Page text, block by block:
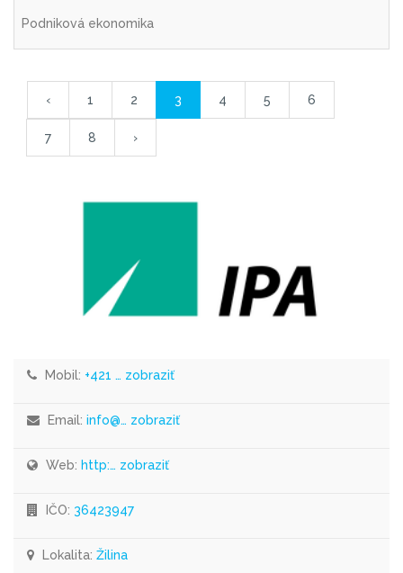
Podniková ekonomika
‹ 1 2 3 4 5 6
7 8 ›
Mobil: +421 … zobraziť
Email: info@… zobraziť
Web: http:… zobraziť
IČO: 36423947
Lokalita: Žilina